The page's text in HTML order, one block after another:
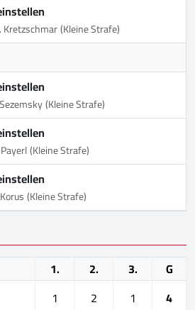
(Kleine Strafe)
(Kleine Strafe)
(Kleine Strafe)
(Kleine Strafe)
1. 2. 3.
G
1 2 1
4